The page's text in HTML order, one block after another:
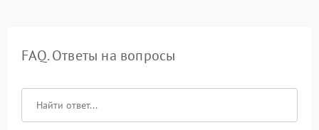
FAQ. Ответы на вопросы